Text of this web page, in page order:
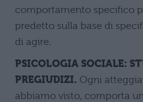
comportamento specifico
predetto sulla base di
di agire.
PSICOLOGIA SOCIALE:
PREGIUDIZI. Ogni
abbiamo visto, comporta